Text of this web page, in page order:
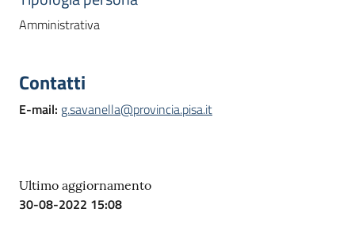
Amministrativa
Contatti
E-mail: g.savanella@provincia.pisa.it
Ultimo aggiornamento
30-08-2022 15:08